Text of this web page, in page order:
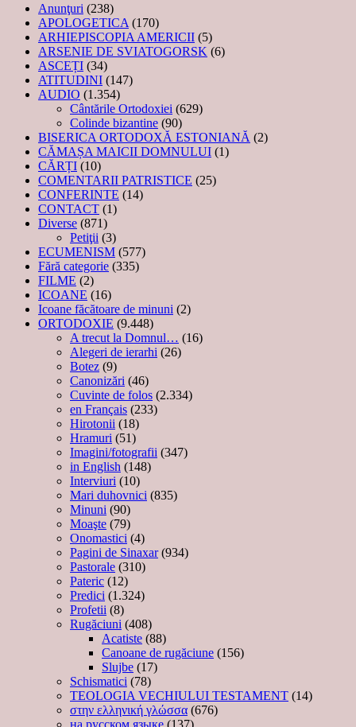
Anunţuri (238)
APOLOGETICA (170)
ARHIEPISCOPIA AMERICII (5)
ARSENIE DE SVIATOGORSK (6)
ASCEȚI (34)
ATITUDINI (147)
AUDIO (1.354)
Cântările Ortodoxiei (629)
Colinde bizantine (90)
BISERICA ORTODOXĂ ESTONIANĂ (2)
CĂMAȘA MAICII DOMNULUI (1)
CĂRȚI (10)
COMENTARII PATRISTICE (25)
CONFERINTE (14)
CONTACT (1)
Diverse (871)
Petiţii (3)
ECUMENISM (577)
Fără categorie (335)
FILME (2)
ICOANE (16)
Icoane făcătoare de minuni (2)
ORTODOXIE (9.448)
A trecut la Domnul… (16)
Alegeri de ierarhi (26)
Botez (9)
Canonizări (46)
Cuvinte de folos (2.334)
en Français (233)
Hirotonii (18)
Hramuri (51)
Imagini/fotografii (347)
in English (148)
Interviuri (10)
Mari duhovnici (835)
Minuni (90)
Moaşte (79)
Onomastici (4)
Pagini de Sinaxar(934)
Pastorale (310)
Pateric (12)
Predici (1.324)
Profetii (8)
Rugăciuni (408)
Acatiste (88)
Canoane de rugăciune (156)
Slujbe (17)
Schismatici (78)
TEOLOGIA VECHIULUI TESTAMENT (14)
στην ελληνική γλώσσα (676)
на русском языке (137)